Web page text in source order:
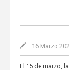
16 Marzo
El 15 de marzo,